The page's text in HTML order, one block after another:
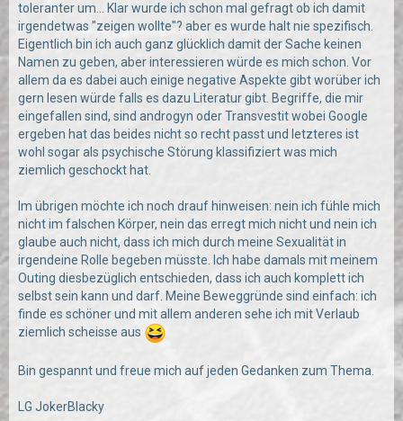
toleranter um... Klar wurde ich schon mal gefragt ob ich damit
irgendetwas "zeigen wollte"? aber es wurde halt nie spezifisch.
Eigentlich bin ich auch ganz glücklich damit der Sache keinen
Namen zu geben, aber interessieren würde es mich schon. Vor
allem da es dabei auch einige negative Aspekte gibt worüber ich
gern lesen würde falls es dazu Literatur gibt. Begriffe, die mir
eingefallen sind, sind androgyn oder Transvestit wobei Google
ergeben hat das beides nicht so recht passt und letzteres ist
wohl sogar als psychische Störung klassifiziert was mich
ziemlich geschockt hat.
Im übrigen möchte ich noch drauf hinweisen: nein ich fühle mich
nicht im falschen Körper, nein das erregt mich nicht und nein ich
glaube auch nicht, dass ich mich durch meine Sexualität in
irgendeine Rolle begeben müsste. Ich habe damals mit meinem
Outing diesbezüglich entschieden, dass ich auch komplett ich
selbst sein kann und darf. Meine Beweggründe sind einfach: ich
finde es schöner und mit allem anderen sehe ich mit Verlaub
ziemlich scheisse aus
Bin gespannt und freue mich auf jeden Gedanken zum Thema.
LG JokerBlacky